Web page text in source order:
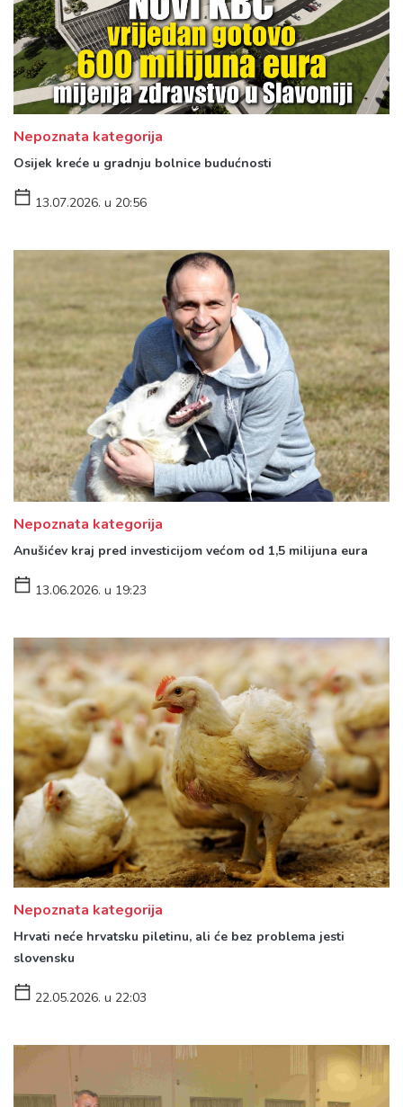
Nepoznata kategorija
Osijek kreće u gradnju bolnice budućnosti
13.07.2026. u 20:56
Nepoznata kategorija
Anušićev kraj pred investicijom većom od 1,5 milijuna eura
13.06.2026. u 19:23
Nepoznata kategorija
Hrvati neće hrvatsku piletinu, ali će bez problema jesti
slovensku
22.05.2026. u 22:03